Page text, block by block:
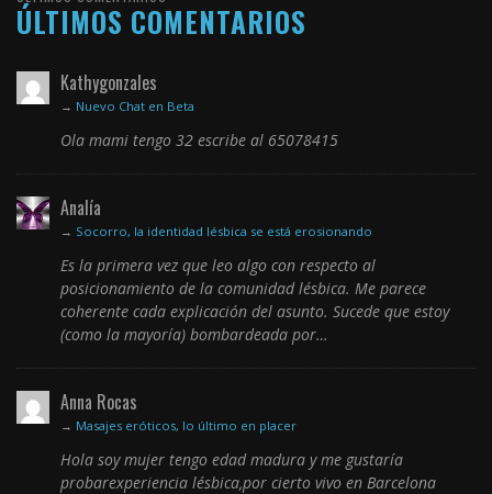
ÚLTIMOS COMENTARIOS
Kathygonzales
→ Nuevo Chat en Beta
Ola mami tengo 32 escribe al 65078415
Analía
→ Socorro, la identidad lésbica se está erosionando
Es la primera vez que leo algo con respecto al
posicionamiento de la comunidad lésbica. Me parece
coherente cada explicación del asunto. Sucede que estoy
(como la mayoría) bombardeada por…
Anna Rocas
→ Masajes eróticos, lo último en placer
Hola soy mujer tengo edad madura y me gustaría
probarexperiencia lésbica,por cierto vivo en Barcelona